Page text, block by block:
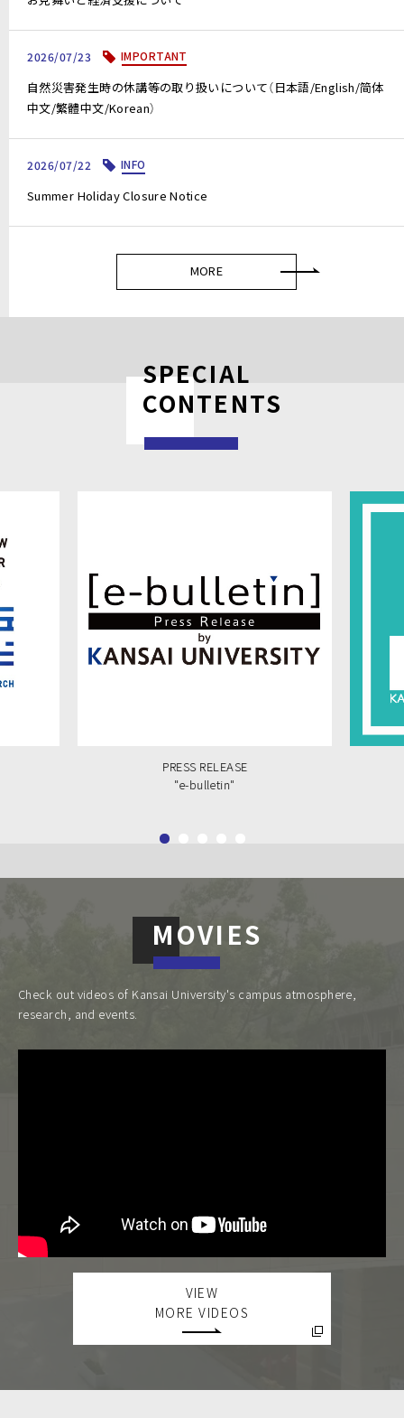
2026/07/23 IMPORTANT
自然災害発生時の休講等の取り扱いについて（日本語/English/简体
中文/繁體中文/Korean）
2026/07/22 INFO
Summer Holiday Closure Notice
MORE
SPECIAL
CONTENTS
PRESS RELEASE
"e-bulletin"
MOVIES
Check out videos of Kansai University's campus atmosphere,
research, and events.
VIEW
MORE VIDEOS